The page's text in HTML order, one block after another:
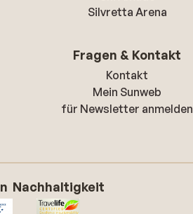
Silvretta Arena
Fragen & Kontakt
Kontakt
Mein Sunweb
für Newsletter anmelden
Nachhaltigkeit